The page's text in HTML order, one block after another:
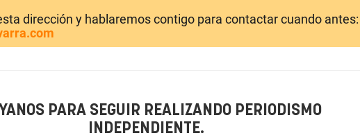
dirección y hablaremos contigo para contactar cuando antes:
PARA SEGUIR REALIZANDO PERIODISMO
INDEPENDIENTE.